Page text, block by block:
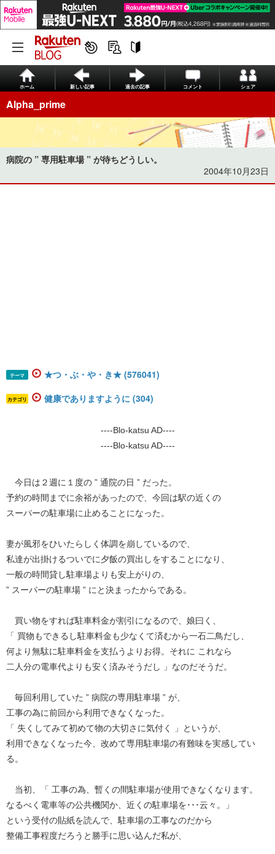
ホーム 新しい記事 過去の記事 コメント シェア
Alpha_prime
病院の ” 専用駐車場 ” が待ちどうしい。
2004年10月23日
テーマ ★つ・ぶ・や・き★ (576041)
カテゴリ 健康でありますように (304)
----Blo-katsu AD----
----Blo-katsu AD----
今日は２週に１度の ” 通院の日 ” だった。
予約の時間までに余裕があったので、今回は駅の近くの
スーパーの駐車場に止めることになった。
妻が風邪をひいたらしく体調を崩しているので、
私達が出掛けるついでに夕飯の買出しをすることになり、
一般の時間貸し駐車場よりも安上がりの、
” スーパーの駐車場 ” にと決まったからである。
買い物をすれば駐車料金が割引になるので、娘曰く、
「 買物もできるし駐車料金も少なくて済むから一石二鳥だし、
何より無駄に駐車料金を支払うよりお得。それに これなら
二人分の電車代よりも安く済みそうだし 」なのだそうだ。
毎回利用していた ” 病院の専用駐車場 ” が、
工事の為に前回から利用できなくなった。
「 失くしてみて初めて物の大切さに気付く 」というが、
利用できなくなった今、改めて専用駐車場の有難味を実感してい
る。
当初、「 工事の為、暫くの間駐車場が使用できなくなります。
なるべく電車等の公共機関か、近くの駐車場を･･･云々。」
という受付の貼紙を読んで、駐車場の工事なのだから
整備工事程度だろうと勝手に思い込んだ私が、